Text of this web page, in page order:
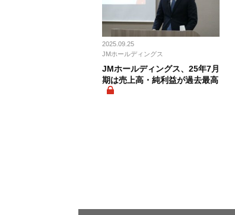
2025.09.25
JMホールディングス
JMホールディングス、25年7月
期は売上高・純利益が過去最高